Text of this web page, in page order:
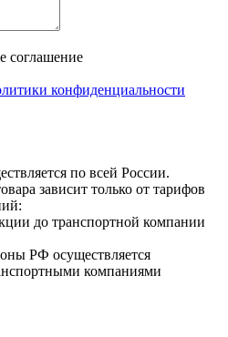
соглашение
конфиденциальности
по всей России.
зависит только от тарифов
до транспортной компании
РФ осуществляется
компаниями